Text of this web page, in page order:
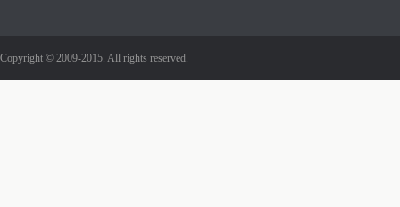
Copyright © 2009-2015. All rights reserved.